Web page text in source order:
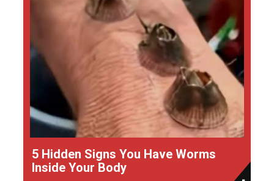
5 Hidden Signs You Have Worms
Inside Your Body